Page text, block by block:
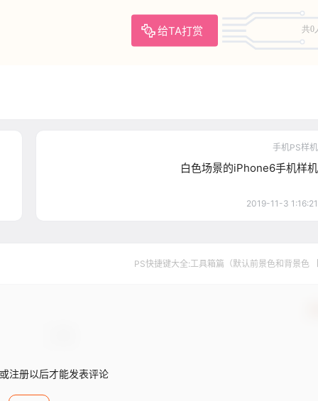
给TA打赏 共0
手机PS样机
白色场景的iPhone6手机样机
2019-11-3 1:16:21
PS快捷键大全:工具箱篇（默认前景色和背景色
注册以后才能发表评论